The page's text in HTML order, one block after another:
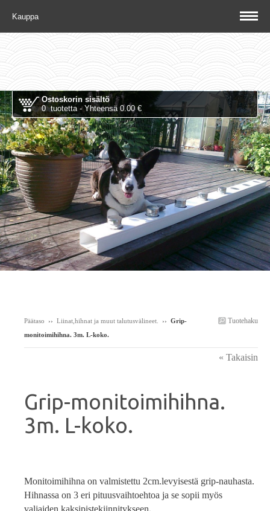
Kauppa
Ostoskorin sisältö
0 tuotetta - Yhteensä 0.00 €
Tuotehaku
Päätaso ›› Liinat,hihnat ja muut talutusvälineet. ›› Grip-
monitoimihihna. 3m. L-koko.
« Takaisin
Grip-monitoimihihna.
3m. L-koko.
Monitoimihihna on valmistettu 2cm.levyisestä grip-nauhasta.
Hihnassa on 3 eri pituusvaihtoehtoa ja se sopii myös
valjaiden kaksipistekiinnitykseen.